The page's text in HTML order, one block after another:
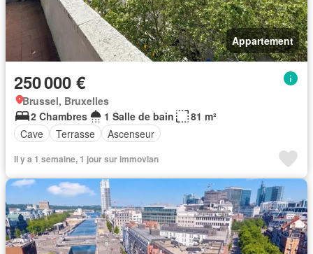
Appartement
250 000 €
Brussel, Bruxelles
2 Chambres
1 Salle de bain
81 m²
Cave
Terrasse Ascenseur
Il y a 1 semaine, 1 jour sur immovlan